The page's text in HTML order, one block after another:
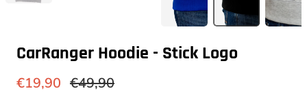
CarRanger Hoodie - Stick Logo
€19,90 €49,90